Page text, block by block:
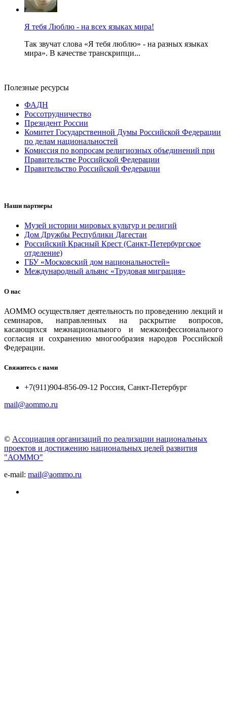
Я тебя Люблю - на всех языках мира!
Так звучат слова «Я тебя люблю» - на разных языках
мира». В качестве транскрипци...
Полезные ресурсы
ФАДН
Россотрудничество
Президент России
Комитет Государственной Думы Российской Федерации
по делам национальностей
Комиссия по вопросам религиозных объединений при
Правительстве Российской Федерации
Правительство Российской Федерации
Наши партнеры
Музей истории мировых культур и религий
Дом Дружбы Республики Дагестан
Российский Красный Крест (Санкт-Петербургское
отделение)
ГБУ «Московский дом национальностей»
Международный альянс «Трудовая миграция»
О нас
АОММО осуществляет деятельность по проведению лекций и
семинаров, направленных на раскрытие вопросов,
касающихся межнационального и межконфессионального
согласия и сохранению многообразия народов Российской
Федерации.
Свяжитесь с нами
+7(911)904-856-09-12 Россия, Санкт-Петербург
mail@aommo.ru
© Ассоциация организаций по реализации национальных
проектов и достижению национальных целей развития
"АОММО"
e-mail: mail@aommo.ru